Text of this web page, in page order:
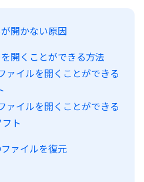
開かない原因
開くことができる方法
ァイルを開くことができる
ァイルを開くことができる
ト
ァイルを復元